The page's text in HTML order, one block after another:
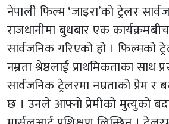
नेपाली फिल्म ‘जाइरा’को ट्रेलर
राजधानीमा बुधबार एक
सार्वजनिक गरिएको हो । फिल्मको
नम्रता श्रेष्ठलाई प्राथमिकताका साथ
सार्वजनिक ट्रेलरमा नम्रताको प्रेम
छ । उनले आफ्नो प्रेमीको मुत्युको